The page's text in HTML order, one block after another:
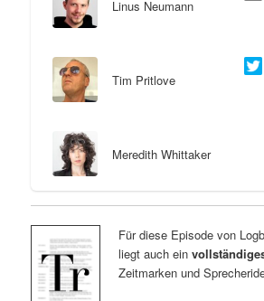
Linus Neumann
Tim Pritlove
Meredith Whittaker
Für diese Episode von
liegt auch ein
Zeitmarken und